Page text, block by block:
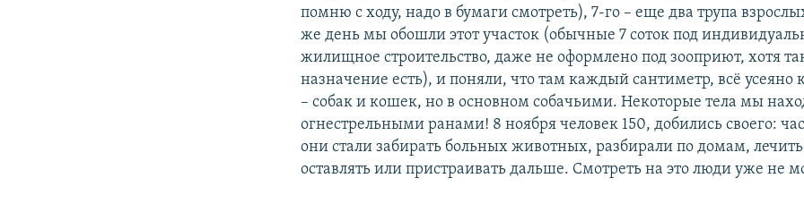
помню с ходу, надо в бумаги смотреть), 7-го – еще два трупа
же день мы обошли этот участок (обычные 7 соток под
жилищное строительство, даже не оформлено под зооприют, хотя
назначение есть), и поняли, что там каждый сантиметр, всё усеяно
– собак и кошек, но в основном собачьими. Некоторые тела мы
огнестрельными ранами! 8 ноября человек 150, добились своего:
они стали забирать больных животных, разбирали по домам,
оставлять или пристраивать дальше. Смотреть на это люди уже не